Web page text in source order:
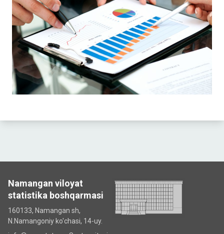
Namangan viloyat
statistika boshqarmasi
160133, Namangan sh,
N.Namangoniy ko'chasi, 14-uy.